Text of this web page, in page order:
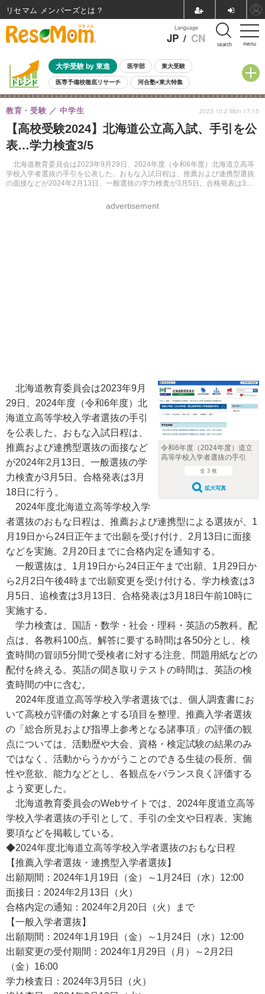
menu
Language
JP / CN search
大学受験 by 東進 医学部 東大受験
医専予備校徹底リサーチ 河合塾×東大特集
親子で考える大学選び 高校受験 中学受験 小学校受験
共通テスト 夏休み
8月開催イベント・WS 全国公立高校 過去問 人気記事
自由研究教材（小学生向け）
【高校受験2024】北海道公立高入試、手引を公
表…学力検査3/5
北海道教育委員会は2023年9月29日、2024年度（令和6年度）北海道立高等
学校入学者選抜の手引を公表した。おもな入試日程は、推薦および連携型選抜
の面接などが2024年2月13日、一般選抜の学力検査が3月5日。合格発表は3月
教育・受験 中学生
advertisement
2023.10.2 Mon 17:15
令和6年度（2024年度）道立
高等学校入学者選抜の手引
全 3 枚
拡大写真
北海道教育委員会は2023年9月
29日、2024年度（令和6年度）北
海道立高等学校入学者選抜の手引
を公表した。おもな入試日程は、
推薦および連携型選抜の面接など
が2024年2月13日、一般選抜の学
力検査が3月5日。合格発表は3月
18日に行う。
2024年度北海道立高等学校入学
者選抜のおもな日程は、推薦および連携型による選抜が、1
月19日から24日正午まで出願を受け付け、2月13日に面接
などを実施。2月20日までに合格内定を通知する。
一般選抜は、1月19日から24日正午まで出願、1月29日か
ら2月2日午後4時まで出願変更を受け付ける。学力検査は3
月5日、追検査は3月13日、合格発表は3月18日午前10時に
実施する。
学力検査は、国語・数学・社会・理科・英語の5教科。配
点は、各教科100点。解答に要する時間は各50分とし、検
査時間の冒頭5分間で受検者に対する注意、問題用紙などの
配付を終える。英語の聞き取りテストの時間は、英語の検
査時間の中に含む。
2024年度道立高等学校入学者選抜では、個人調査書にお
いて高校が評価の対象とする項目を整理。推薦入学者選抜
の「総合所見および指導上参考となる諸事項」の評価の観
点については、活動歴や大会、資格・検定試験の結果のみ
ではなく、活動からうかがうことのできる生徒の長所、個
性や意欲、能力などとし、各観点をバランス良く評価する
よう変更した。
北海道教育委員会のWebサイトでは、2024年度道立高等
学校入学者選抜の手引として、手引の全文や日程表、実施
要項などを掲載している。
◆2024年度北海道立高等学校入学者選抜のおもな日程
【推薦入学者選抜・連携型入学者選抜】
出願期間：2024年1月19日（金）～1月24日（水）12:00
面接日：2024年2月13日（火）
合格内定の通知：2024年2月20日（火）まで
【一般入学者選抜】
出願期間：2024年1月19日（金）～1月24日（水）12:00
出願変更の受付期間：2024年1月29日（月）～2月2日
（金）16:00
学力検査日：2024年3月5日（火）
リセマム メンバーズ